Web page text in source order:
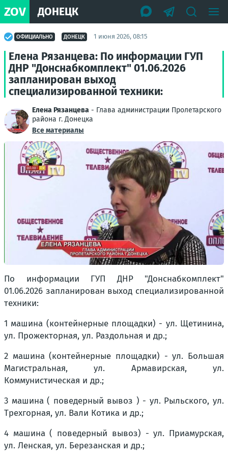
ZOV ДОНЕЦК
ОФИЦИАЛЬНО ДОНЕЦК 1 июня 2026, 08:15
Елена Рязанцева: По информации ГУП
ДНР "Донснабкомплект" 01.06.2026
запланирован выход
специализированной техники:
Елена Рязанцева - Глава администрации Пролетарского
района г. Донецка
Все материалы
По информации ГУП ДНР "Донснабкомплект"
01.06.2026 запланирован выход специализированной
техники:
1 машина (контейнерные площадки) - ул. Щетинина,
ул. Прожекторная, ул. Раздольная и др.;
2 машина (контейнерные площадки) - ул. Большая
Магистральная, ул. Армавирская, ул.
Коммунистическая и др.;
3 машина ( поведерный вывоз ) - ул. Рыльского, ул.
Трехгорная, ул. Вали Котика и др.;
4 машина ( поведерный вывоз) - ул. Приамурская,
ул. Ленская, ул. Березанская и др.;